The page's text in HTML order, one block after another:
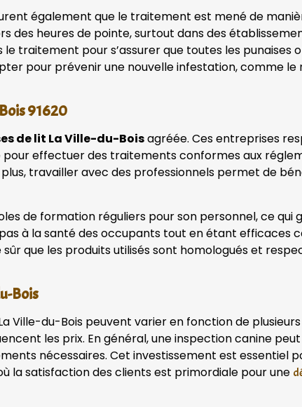
également que le traitement est mené de
des heures de pointe, surtout dans des
traitement pour s’assurer que toutes les punaises
pour prévenir une nouvelle infestation, comme
91620
de lit La Ville-du-Boisagréée. Ces entreprises
effectuer des traitements conformes aux
travailler avec des professionnels permet de
de formation réguliers pour son personnel, ce qui
à la santé des occupants tout en étant efficaces
que les produits utilisés sont homologués et
Bois
Ville-du-Bois peuvent varier en fonction de
les prix. En général, une inspection canine
nécessaires. Cet investissement est essentiel
la satisfaction des clients est primordiale pour une